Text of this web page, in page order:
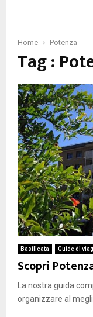
Home Potenza
Tag :
Basilicata Guide di
Scopri
La nostra guida
organizzare al